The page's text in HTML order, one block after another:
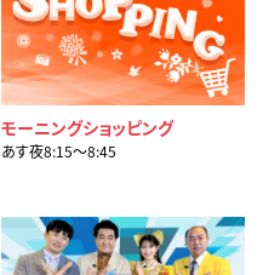
モーニングショッピング
あす夜8:15〜8:45